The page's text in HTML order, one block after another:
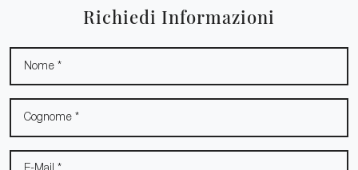
Richiedi Informazioni